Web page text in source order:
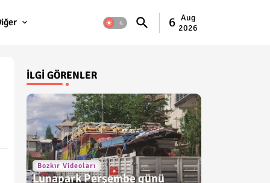
6 Aug
2026
İLGI GÖRENLER
Bozkır Videoları
Lunapark Perşembe günü